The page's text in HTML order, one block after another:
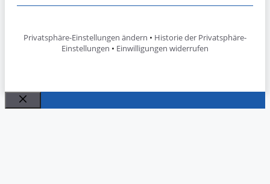
Privatsphäre-Einstellungen ändern • Historie der Privatsphäre-
Einstellungen • Einwilligungen widerrufen
Schließen